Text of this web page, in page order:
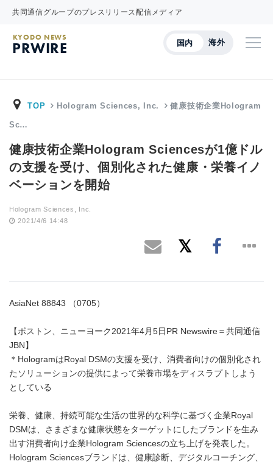
共同通信グループのプレスリリース配信メディア
国内 海外
KYODO NEWS
PRWIRE
TOP Hologram Sciences, Inc. 健康技術企業Hologram
Sc…
健康技術企業Hologram Sciencesが1億ドル
の支援を受け、個別化された健康・栄養イノ
ベーションを開始
Hologram Sciences, Inc.
2021/4/6 14:48
AsiaNet 88843 （0705）
【ボストン、ニューヨーク2021年4月5日PR Newswire＝共同通信
JBN】
＊HologramはRoyal DSMの支援を受け、消費者向けの個別化され
たソリューションの提供によって栄養市場をディスラプトしよう
としている
栄養、健康、持続可能な生活の世界的な科学に基づく企業Royal
DSMは、さまざまな健康状態をターゲットにしたブランドを生み
出す消費者向け企業Hologram Sciencesの立ち上げを発表した。
Hologram Sciencesブランドは、健康診断、デジタルコーチング、